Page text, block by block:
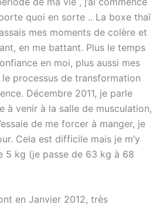
quoi en sorte .. La boxe thaï
mes moments de colère et
en me battant. Plus le temps
en moi, plus aussi mes
le processus de transformation
Décembre 2011, je parle
à venir à la salle de musculation,
de me forcer à manger, je
Cela est difficile mais je m’y
5 kg (je passe de 63 kg à 68
en Janvier 2012, très